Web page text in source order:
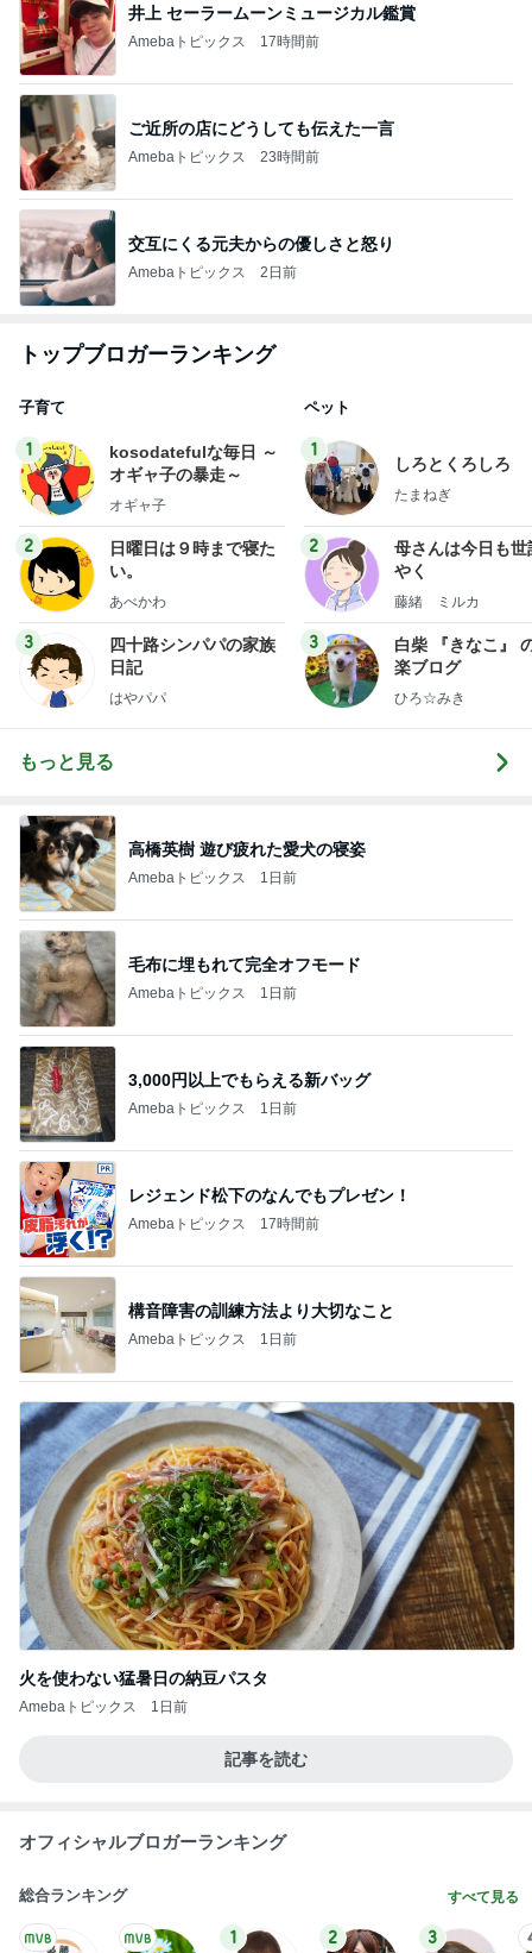
井上 セーラームーンミュージカル鑑賞
Amebaトピックス 17時間前
ご近所の店にどうしても伝えた一言
Amebaトピックス 23時間前
交互にくる元夫からの優しさと怒り
Amebaトピックス 2日前
トップブロガーランキング
子育て
1
kosodatefulな毎日 ～
オギャ子の暴走～
オギャ子
2
日曜日は９時まで寝た
い。
あべかわ
3
四十路シンパパの家族
日記
はやパパ
ペット
1
しろとくろしろ
たまねぎ
2
母さんは今日も世
やく
藤緒 ミルカ
3
白柴 『きなこ』
楽ブログ
ひろ☆みき
もっと見る
高橋英樹 遊び疲れた愛犬の寝姿
Amebaトピックス 1日前
毛布に埋もれて完全オフモード
Amebaトピックス 1日前
3,000円以上でもらえる新バッグ
Amebaトピックス 1日前
レジェンド松下のなんでもプレゼン！
Amebaトピックス 17時間前
構音障害の訓練方法より大切なこと
Amebaトピックス 1日前
火を使わない猛暑日の納豆パスタ
Amebaトピックス 1日前
記事を読む
オフィシャルブロガーランキング
総合ランキング すべて見る
1 2 3